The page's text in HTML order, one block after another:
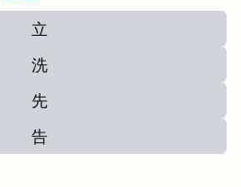
立
洗
先
告